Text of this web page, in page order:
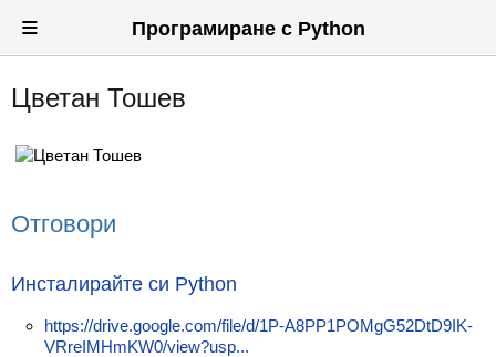
Вход
Регистрация
Материали
Задачи
Предизвикателства
≡ Програмиране с Python
Цветан Тошев
Отговори
Инсталирайте си Python
https://drive.google.com/file/d/1P-A8PP1POMgG52DtD9IK-
VRreIMHmKW0/view?usp...